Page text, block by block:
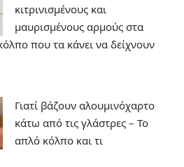
κιτρινισμένους και
μαυρισμένους αρμούς στα
που τα κάνει να δείχνουν
Γιατί βάζουν αλουμινόχαρτο
κάτω από τις γλάστρες – Το
απλό κόλπο και τι